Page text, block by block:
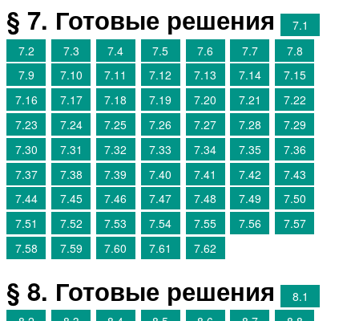
§ 7. Готовые решения
7.1
7.2
7.3 7.4 7.5 7.6 7.7
7.8
7.9
7.10 7.11 7.12 7.13 7.14
7.15
7.16
7.17 7.18 7.19 7.20 7.21
7.22
7.23
7.24 7.25 7.26 7.27 7.28
7.29
7.30
7.31 7.32 7.33 7.34 7.35
7.36
7.37
7.38 7.39 7.40 7.41 7.42
7.43
7.44
7.45 7.46 7.47 7.48 7.49
7.50
7.51
7.52 7.53 7.54 7.55 7.56
7.57
7.58
7.59 7.60 7.61 7.62
§ 8. Готовые решения
8.1